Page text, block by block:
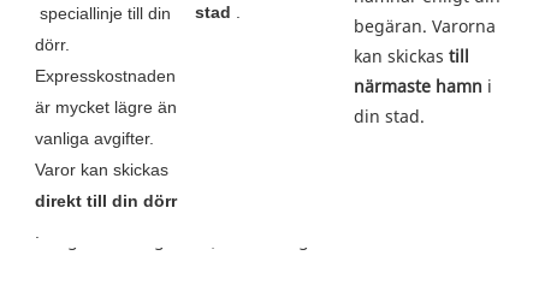
dörr.
Expresskostnaden
är mycket lägre än
vanliga avgifter.
direkt till din dörr
stad .
begäran. Varorna
kan skickas till
närmaste hamn i
din stad.